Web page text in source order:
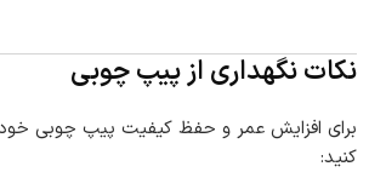
نکات نگهداری از پیپ چوبی
برای افزایش عمر و حفظ کیفیت پیپ چوبی
کنید: